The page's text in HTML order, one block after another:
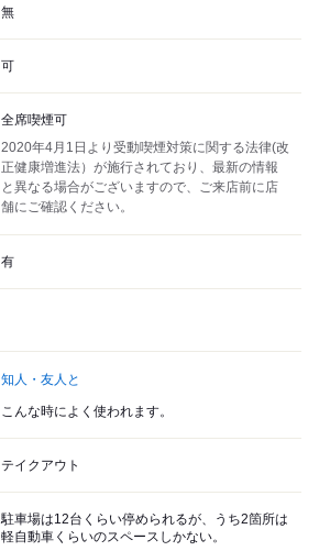
無
可
全席喫煙可
2020年4月1日より受動喫煙対策に関する法律(改
正健康増進法）が施行されており、最新の情報
と異なる場合がございますので、ご来店前に店
舗にご確認ください。
有
知人・友人と
こんな時によく使われます。
テイクアウト
駐車場は12台くらい停められるが、うち2箇所は
軽自動車くらいのスペースしかない。